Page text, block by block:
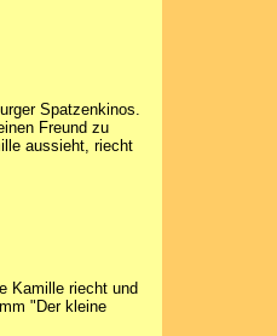
Spatzenkinos.
Freund zu
aussieht, riecht
Kamille riecht und
"Der kleine